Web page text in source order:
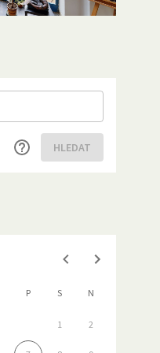
HLEDAT
P S N
1 2